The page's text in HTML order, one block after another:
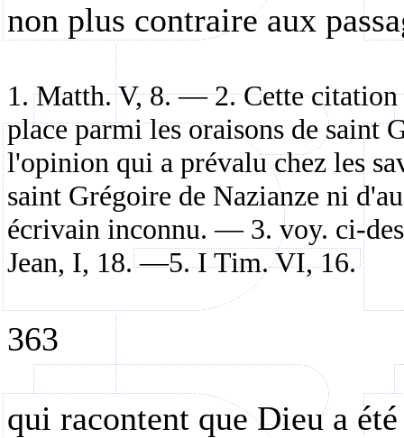
non plus contraire aux
1. Matth. V, 8. — 2. Cette
place parmi les oraisons de saint
l'opinion qui a prévalu chez les
saint Grégoire de Nazianze ni
écrivain inconnu. — 3. voy. ci-
Jean, I, 18. —5. I Tim. VI, 16.
363
qui racontent que Dieu a